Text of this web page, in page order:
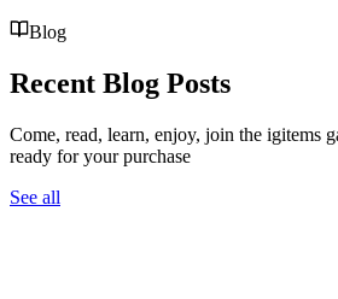
Blog
Recent Blog Posts
Come, read, learn, enjoy, join the igitems
ready for your purchase
See all